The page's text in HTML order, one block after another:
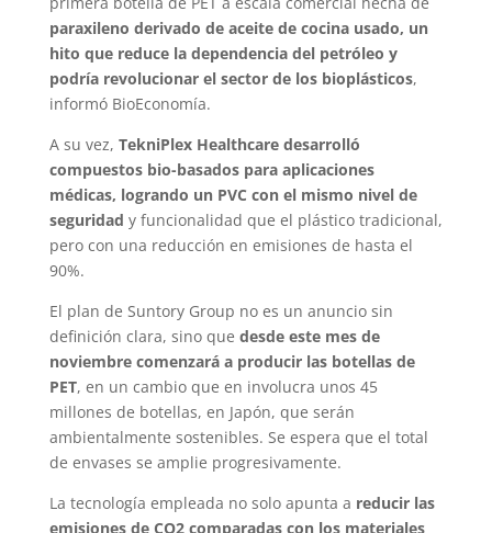
paraxileno derivado de aceite de cocina usado, un
hito que reduce la dependencia del petróleo y
podría revolucionar el sector de los bioplásticos,
informó BioEconomía.
A su vez, TekniPlex Healthcare desarrolló
compuestos bio-basados para aplicaciones
médicas, logrando un PVC con el mismo nivel de
seguridad y funcionalidad que el plástico tradicional,
pero con una reducción en emisiones de hasta el
90%.
El plan de Suntory Group no es un anuncio sin
definición clara, sino que desde este mes de
noviembre comenzará a producir las botellas de
PET, en un cambio que en involucra unos 45
millones de botellas, en Japón, que serán
ambientalmente sostenibles. Se espera que el total
de envases se amplie progresivamente.
La tecnología empleada no solo apunta a reducir las
emisiones de CO2 comparadas con los materiales